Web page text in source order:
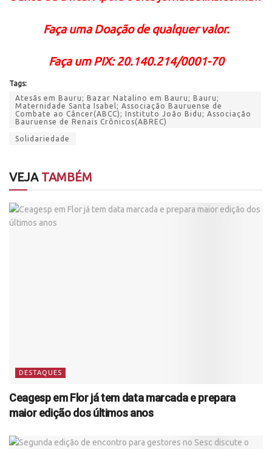
Faça uma Doação de qualquer valor.
Faça um PIX: 20.140.214/0001-70
Tags:
Atesãs em Bauru; Bazar Natalino em Bauru; Bauru;
Maternidade Santa Isabel; Associação Bauruense de
Combate ao Câncer(ABCC); Instituto João Bidu; Associação
Bauruense de Renais Crônicos(ABREC)
Solidariedade
VEJATAMBÉM
DESTAQUES
Ceagesp em Flor já tem data marcada e prepara
maior edição dos últimos anos